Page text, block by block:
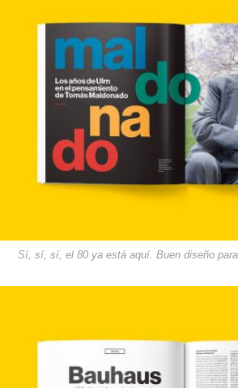
Sí, sí, sí, el 80 ya está aquí. Buen diseño